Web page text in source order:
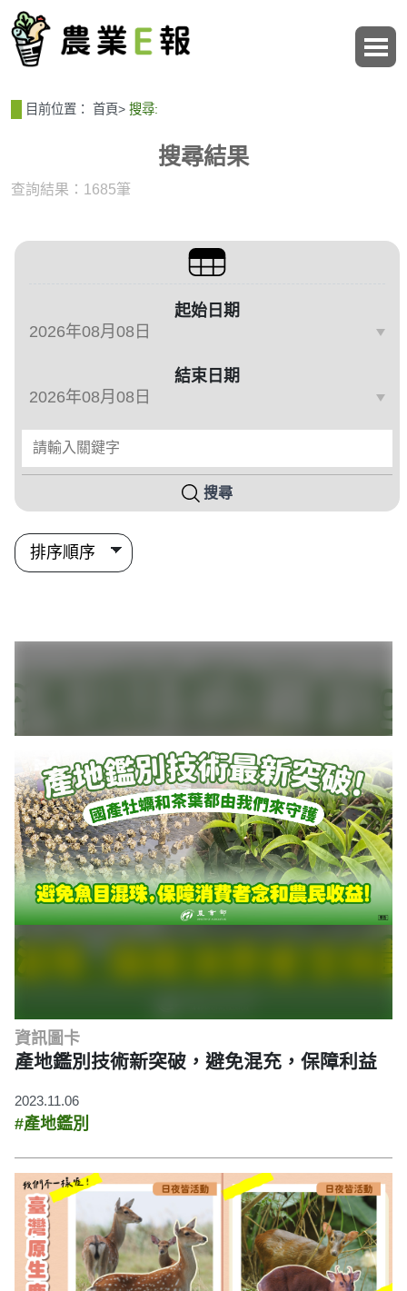
目前位置： 首頁> 搜尋:
搜尋結果
查詢結果：1685筆
篩選與搜尋條件
起始日期
結束日期
請輸入關鍵字
搜尋
搜尋結果列表
資訊圖卡
產地鑑別技術新突破，避免混充，保障利益
2023.11.06
#產地鑑別